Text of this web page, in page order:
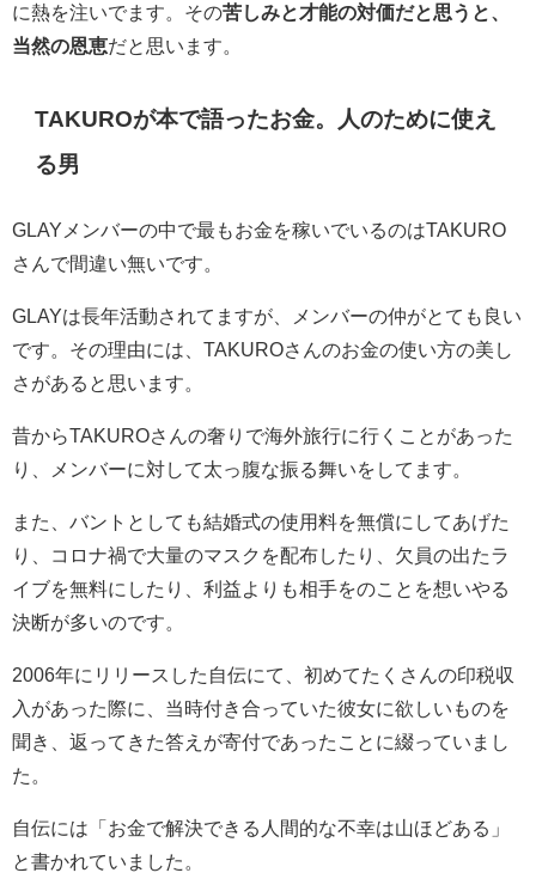
に熱を注いでます。その苦しみと才能の対価だと思うと、
当然の恩恵だと思います。
TAKUROが本で語ったお金。人のために使え
る男
GLAYメンバーの中で最もお金を稼いでいるのはTAKURO
さんで間違い無いです。
GLAYは長年活動されてますが、メンバーの仲がとても良い
です。その理由には、TAKUROさんのお金の使い方の美し
さがあると思います。
昔からTAKUROさんの奢りで海外旅行に行くことがあった
り、メンバーに対して太っ腹な振る舞いをしてます。
また、バントとしても結婚式の使用料を無償にしてあげた
り、コロナ禍で大量のマスクを配布したり、欠員の出たラ
イブを無料にしたり、利益よりも相手をのことを想いやる
決断が多いのです。
2006年にリリースした自伝にて、初めてたくさんの印税収
入があった際に、当時付き合っていた彼女に欲しいものを
聞き、返ってきた答えが寄付であったことに綴っていまし
た。
自伝には 「お金で解決できる人間的な不幸は山ほどある」
と書かれていました。